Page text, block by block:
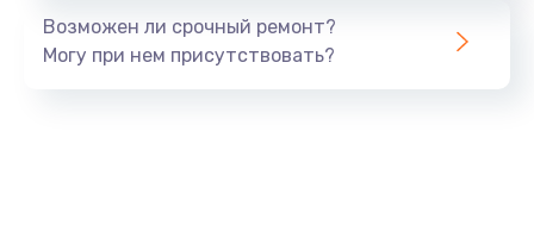
Возможен ли срочный ремонт?
Могу при нем присутствовать?